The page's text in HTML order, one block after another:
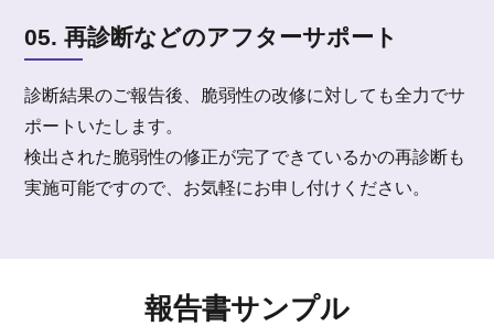
05. 再診断などのアフターサポート
診断結果のご報告後、脆弱性の改修に対しても全力でサ
ポートいたします。
検出された脆弱性の修正が完了できているかの再診断も
実施可能ですので、お気軽にお申し付けください。
報告書サンプル